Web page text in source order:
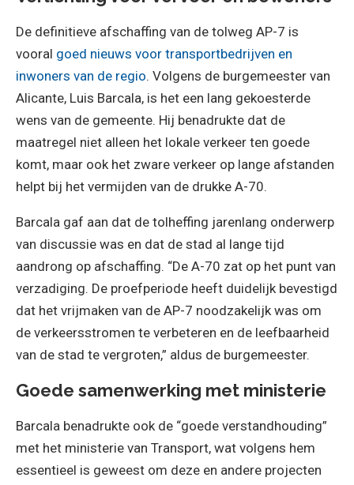
De definitieve afschaffing van de tolweg AP-7 is
vooral goed nieuws voor transportbedrijven en
inwoners van de regio. Volgens de burgemeester van
Alicante, Luis Barcala, is het een lang gekoesterde
wens van de gemeente. Hij benadrukte dat de
maatregel niet alleen het lokale verkeer ten goede
komt, maar ook het zware verkeer op lange afstanden
helpt bij het vermijden van de drukke A-70.
Barcala gaf aan dat de tolheffing jarenlang onderwerp
van discussie was en dat de stad al lange tijd
aandrong op afschaffing. “De A-70 zat op het punt van
verzadiging. De proefperiode heeft duidelijk bevestigd
dat het vrijmaken van de AP-7 noodzakelijk was om
de verkeersstromen te verbeteren en de leefbaarheid
van de stad te vergroten,” aldus de burgemeester.
Goede samenwerking met ministerie
Barcala benadrukte ook de “goede verstandhouding”
met het ministerie van Transport, wat volgens hem
essentieel is geweest om deze en andere projecten